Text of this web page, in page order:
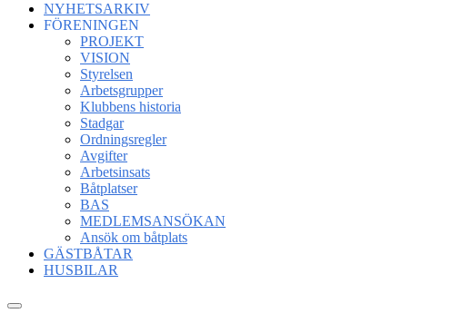
NYHETSARKIV
FÖRENINGEN
PROJEKT
VISION
Styrelsen
Arbetsgrupper
Klubbens historia
Stadgar
Ordningsregler
Avgifter
Arbetsinsats
Båtplatser
BAS
MEDLEMSANSÖKAN
Ansök om båtplats
GÄSTBÅTAR
HUSBILAR